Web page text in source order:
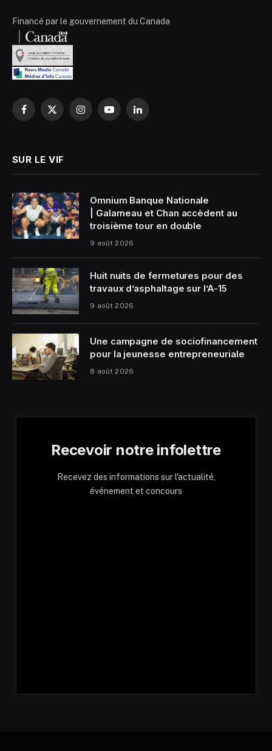
Financé par le gouvernement du Canada
Facebook
X
InstagramYouTubeLinkedIn
SUR LE VIF
Omnium Banque Nationale
| Galarneau et Chan accèdent au
troisième tour en double
9 août 2026
Huit nuits de fermetures pour des
travaux d’asphaltage sur l’A-15
9 août 2026
Une campagne de sociofinancement
pour la jeunesse entrepreneuriale
8 août 2026
Recevoir notre infolettre
Recevez des informations sur l'actualité,
événement et concours